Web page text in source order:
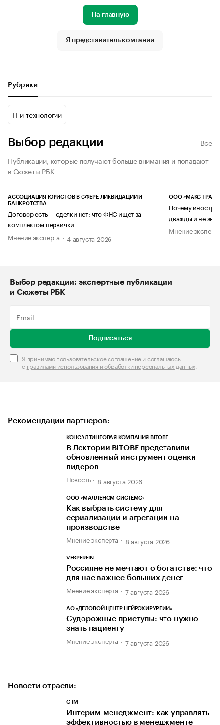
Источник изображения: Сгенерировано нейросетью ChatGPT
На главную
Я представитель компании
Рубрики
IT и технологии
Выбор редакции
Все
Публикации, которые получают больше внимания и попадают
в Сюжеты РБК
АССОЦИАЦИЯ ЮРИСТОВ В СФЕРЕ ЛИКВИДАЦИИ И
БАНКРОТСТВА
Договор есть — сделки нет: что ФНС ищет за
комплектом первички
Мнение эксперта
4 августа 2026
ООО «МАКС ТРАСТ»
Почему
дважды и не
Мнение
Выбор редакции: экспертные публикации
и Сюжеты РБК
Подписаться
Я принимаю пользовательское соглашениеи соглашаюсь
с правилами использования и обработки персональных данных.
Рекомендации партнеров:
КОНСАЛТИНГОВАЯ КОМПАНИЯ BITOBE
В Лектории BITOBE представили
обновленный инструмент оценки
лидеров
Новость 8 августа 2026
ООО «МАЛЛЕНОМ СИСТЕМС»
Как выбрать систему для
сериализации и агрегации на
производстве
Мнение эксперта 8 августа 2026
VESPERFIN
Россияне не мечтают о богатстве: что
для нас важнее больших денег
Мнение эксперта 7 августа 2026
АО «ДЕЛОВОЙ ЦЕНТР НЕЙРОХИРУРГИИ»
Судорожные приступы: что нужно
знать пациенту
Мнение эксперта 7 августа 2026
Новости отрасли:
GTM
Интерим-менеджмент: как управлять
эффективностью в менеджменте